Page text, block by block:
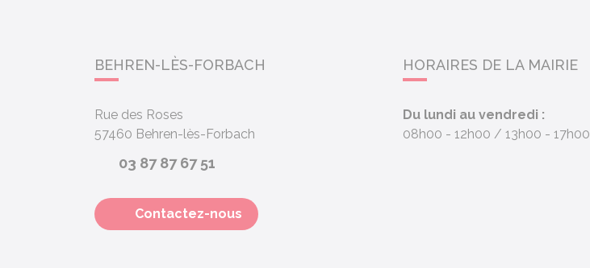
BEHREN-LÈS-FORBACH
Rue des Roses
57460 Behren-lès-Forbach
03 87 87 67 51
Contactez-nous
HORAIRES DE LA MAIRIE
Du lundi au vendredi :
08h00 - 12h00
13h00 - 17h00